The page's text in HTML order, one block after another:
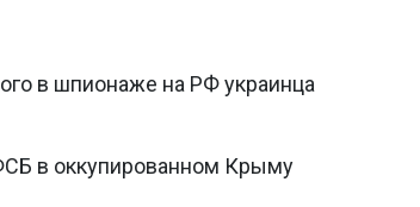
в шпионаже на РФ украинца
в оккупированном Крыму